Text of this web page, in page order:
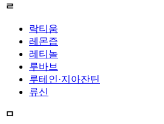
ㄹ
락티움
레몬즙
레티놀
루바브
루테인·지아잔틴
류신
ㅁ